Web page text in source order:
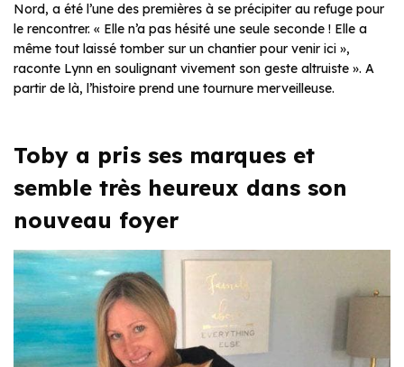
Nord, a été l’une des premières à se précipiter au refuge pour
le rencontrer. « Elle n’a pas hésité une seule seconde ! Elle a
même tout laissé tomber sur un chantier pour venir ici »,
raconte Lynn en soulignant vivement son geste altruiste ». A
partir de là, l’histoire prend une tournure merveilleuse.
Toby a pris ses marques et
semble très heureux dans son
nouveau foyer